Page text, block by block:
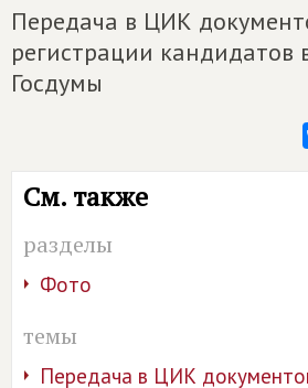
Передача в ЦИК
регистрации кандидатов
Госдумы
См. также
разделы
Фото
темы
Передача в ЦИК